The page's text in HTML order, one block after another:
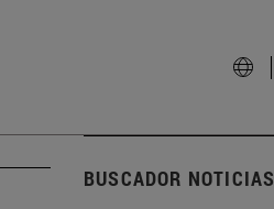
BUSCADOR NOTICIAS